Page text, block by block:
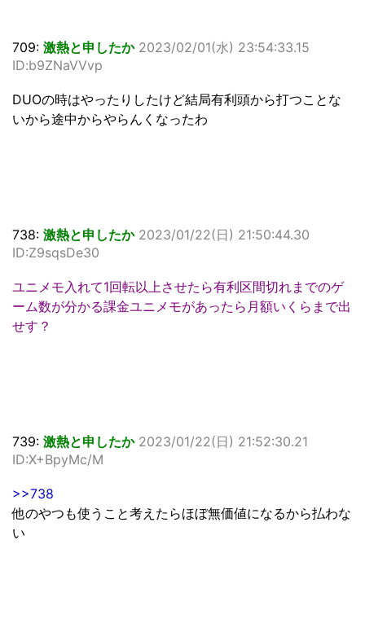
709: 激熱と申したか 2023/02/01(水) 23:54:33.15
ID:b9ZNaVVvp
DUOの時はやったりしたけど結局有利頭から打つことな
いから途中からやらんくなったわ
738: 激熱と申したか 2023/01/22(日) 21:50:44.30
ID:Z9sqsDe30
ユニメモ入れて1回転以上させたら有利区間切れまでのゲ
ーム数が分かる課金ユニメモがあったら月額いくらまで出
せす？
739: 激熱と申したか 2023/01/22(日) 21:52:30.21
ID:X+BpyMc/M
>>738
他のやつも使うこと考えたらほぼ無価値になるから払わな
い